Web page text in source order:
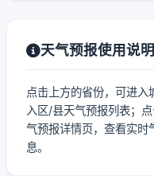
天气预报使用说明
点击上方的省份，可进
入区/县天气预报列表；
气预报详情页，查看实时
息。